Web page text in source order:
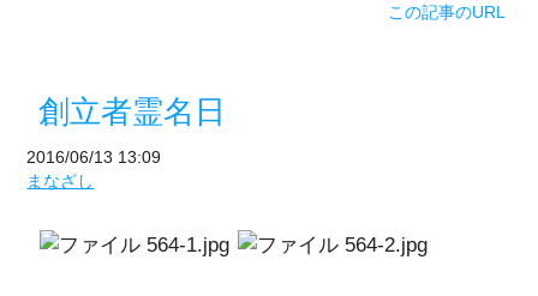
この記事のURL
創立者霊名日
2016/06/13 13:09
まなざし